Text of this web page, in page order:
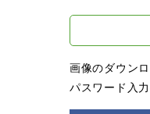
画像のダウン
パスワード入